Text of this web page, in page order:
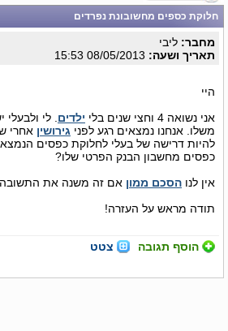
חלוקת כספים מחשובונת נפרדים
מחבר: ליבי
תאריך ושעה:
היי
אני נשואה 4 וחצי שנים בלי
ילדים . לי
משלו. אנחנו נמצאים רגע לפני גירושין אחרי
להיות דרישה של בעלי לחלוקת כפסים
כפסים מחשבון הבנק הפרטי שלו?
אין לנו הסכם ממון אם זה משנה את התשובה.
תודה מראש על העזרה!
הוסף תגובה צטט